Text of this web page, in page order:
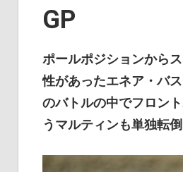
GP
ポールポジションから
性があったエネア・バ
のバトルの中でフロン
うマルティンも単独転